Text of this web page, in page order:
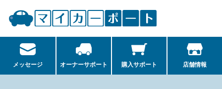
メッセージ オーナーサポート 購入サポート 店舗情報